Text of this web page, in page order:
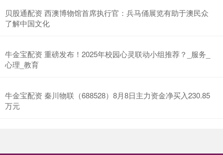
贝股通配资 西澳博物馆首席执行官：兵马俑展览有助于澳民众
了解中国文化
牛金宝配资 重磅发布！2025年校园心灵联动小组推荐？_服务_
心理_教育
牛金宝配资 秦川物联（688528）8月8日主力资金净买入230.85
万元